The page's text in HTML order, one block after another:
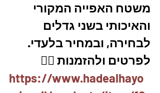
משטח האפייה המקורי
והאיכותי בשני גדלים
לבחירה, ובמחיר בלעדי.
לפרטים ולהזמנות 👇🏼
https://www.hadealhayo